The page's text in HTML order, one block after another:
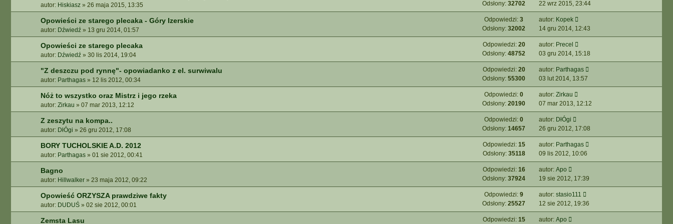
autor: Hiskiasz » 26 maja 2015, 13:35
Odsłony: 32702
22 wrz 2015, 23:44
Opowieści ze starego plecaka - Góry Izerskie
autor: Dźwiedź » 13 gru 2014, 01:57
Odpowiedzi: 3
Odsłony: 32002
autor: Kopek
14 gru 2014, 12:43
Opowieści ze starego plecaka
autor: Dźwiedź » 30 lis 2014, 19:04
Odpowiedzi: 20
Odsłony: 48752
autor: Precel
03 gru 2014, 15:18
"Z deszczu pod rynnę"- opowiadanko z el. surwiwalu
autor: Parthagas » 12 lis 2012, 00:34
Odpowiedzi: 20
Odsłony: 55300
autor: Parthagas
03 lut 2014, 13:57
Nóż to wszystko oraz Mistrz i jego rzeka
autor: Zirkau » 07 mar 2013, 12:12
Odpowiedzi: 0
Odsłony: 20190
autor: Zirkau
07 mar 2013, 12:12
Z zeszytu na kompa..
autor: DłÓgi » 26 gru 2012, 17:08
Odpowiedzi: 0
Odsłony: 14657
autor: DłÓgi
26 gru 2012, 17:08
BORY TUCHOLSKIE A.D. 2012
autor: Parthagas » 01 sie 2012, 00:41
Odpowiedzi: 15
Odsłony: 35118
autor: Parthagas
09 lis 2012, 10:06
Bagno
autor: Hillwalker » 23 maja 2012, 09:22
Odpowiedzi: 16
Odsłony: 37924
autor: Apo
19 sie 2012, 17:39
Opowieść ORZYSZA prawdziwe fakty
autor: DUDUŚ » 02 sie 2012, 00:01
Odpowiedzi: 9
Odsłony: 25527
autor: stasio111
12 sie 2012, 19:36
Zemsta Lasu Odpowiedzi: 15 autor: Apo